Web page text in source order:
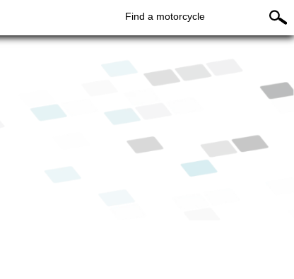
Find a motorcycle